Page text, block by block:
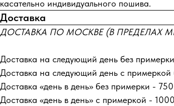
касательно индивидуального пошива.
Доставка
ДОСТАВКА ПО МОСКВЕ (В ПРЕДЕЛАХ
Доставка на следующий день без
Доставка на следующий день с
Доставка «день в день» без примерки -
Доставка «день в день» с примеркой -